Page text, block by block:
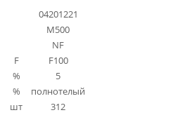
04201221
М500
NF
F
F100
%
5
%
полнотелый
шт
312